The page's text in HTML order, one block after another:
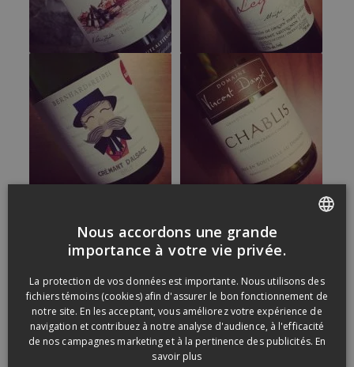
Nous accordons une grande
importance à votre vie privée.
La protection de vos données est importante. Nous utilisons des
fichiers témoins (cookies) afin d'assurer le bon fonctionnement de
notre site. En les acceptant, vous améliorez votre expérience de
navigation et contribuez à notre analyse d'audience, à l'efficacité
de nos campagnes marketing et à la pertinence des publicités. En
savoir plus